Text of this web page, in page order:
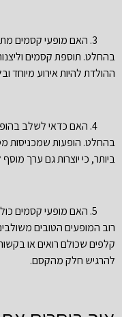
האם מופעי קסמים
בהחלט. תוספת קסמים
ההולדת להיות אירוע מיוחד
האם כדאי לשלב
בהחלט. הופעות שמכניסות
ביותר, כי יוצרות גם ערך מוסף
האם מופעי קסמים
רוב המופעים הטובים
קלפים שכולם רואים או
להרגיש חלק מהקסם.